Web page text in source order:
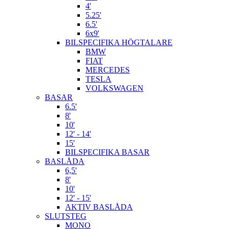
4'
5.25'
6.5'
6x9'
BILSPECIFIKA HÖGTALARE
BMW
FIAT
MERCEDES
TESLA
VOLKSWAGEN
BASAR
6.5'
8'
10'
12' - 14'
15'
BILSPECIFIKA BASAR
BASLÅDA
6,5'
8'
10'
12' - 15'
AKTIV BASLÅDA
SLUTSTEG
MONO